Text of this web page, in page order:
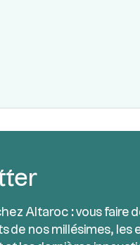
Altaroc : vous faire
de nos millésimes, les